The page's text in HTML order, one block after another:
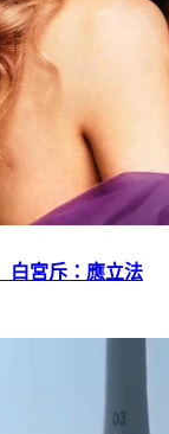
宮斥：應立法